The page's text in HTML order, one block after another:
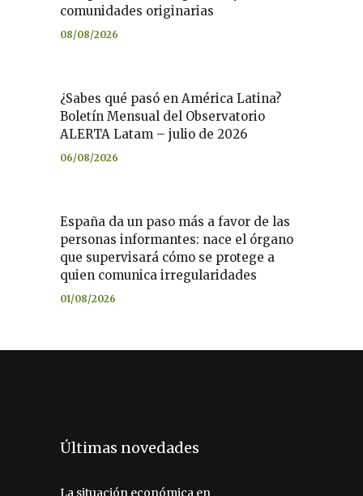
comunidades originarias
08/08/2026
¿Sabes qué pasó en América Latina?
Boletín Mensual del Observatorio
ALERTA Latam – julio de 2026
06/08/2026
España da un paso más a favor de las
personas informantes: nace el órgano
que supervisará cómo se protege a
quien comunica irregularidades
01/08/2026
Últimas novedades
La situación económica en